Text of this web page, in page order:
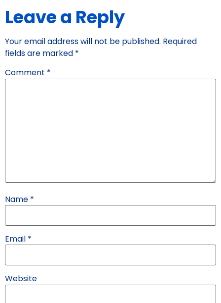
Leave a Reply
Your email address will not be published. Required
fields are marked *
Comment *
Name *
Email *
Website